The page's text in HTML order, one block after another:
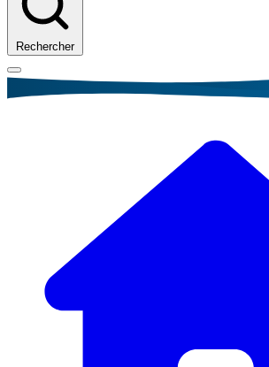
Rechercher